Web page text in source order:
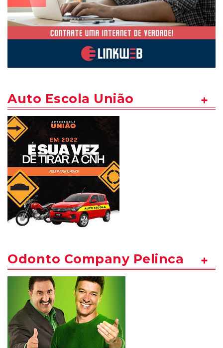
Auto Escola União
Odonto Company Pelinca